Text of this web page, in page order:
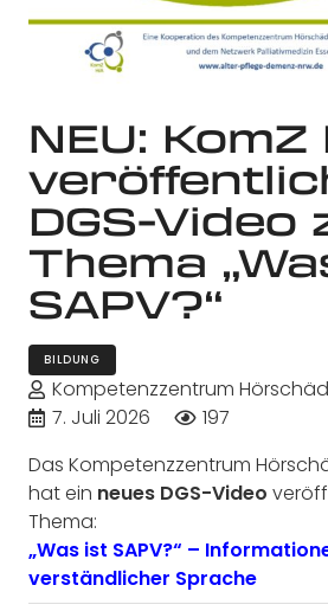
NEU: KomZ
DGS-Video
Thema
SAPV?“
BILDUNG
Kompetenzzentrum
7. Juli 2026
197
Das Kompetenzzentrum
hat ein neues DGS-Video
Thema:
„Was ist SAPV?“ –
verständlicher Sprache